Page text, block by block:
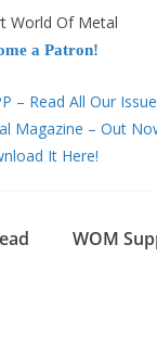
World Of Metal
a Patron!
– Read All Our
Magazine – Out
It Here!
WOM